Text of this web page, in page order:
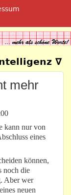
∇
mehr
kann nur von
eines
können,
noch die
Aber wer
neuen